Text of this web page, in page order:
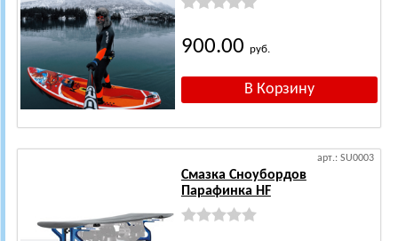
900.00 руб.
арт.: SU0003
Смазка Сноубордов
Парафинка HF